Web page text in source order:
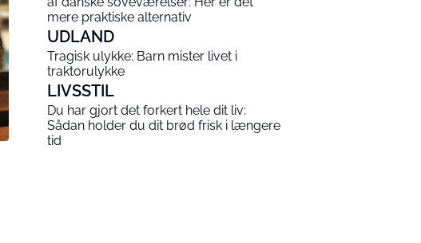
mere praktiske alternativ
UDLAND
Tragisk ulykke: Barn mister livet i
traktorulykke
LIVSSTIL
Du har gjort det forkert hele dit liv:
Sådan holder du dit brød frisk i længere
tid